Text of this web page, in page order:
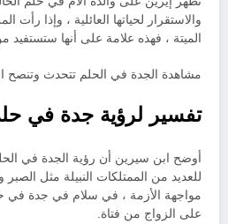
والاستقرار لحياتها العائلية ، وإذا رأت
الميتة ، فهذه علامة على أنها ستستفيد
مشاهدة الجدة في الحلم تتحدث وتنصح
تفسير لرؤية جدة في
أوضح ابن سيرين أن رؤية الجدة في
للعديد من الممتلكات النبيلة مثل
مواجهة الأزمة ، في سلام في جدة في
على الزواج من فتاة.